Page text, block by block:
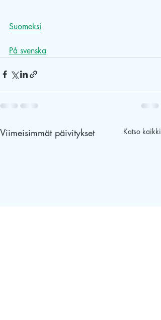
Suomeksi
På svenska
Viimeisimmät päivitykset Katso kaikki